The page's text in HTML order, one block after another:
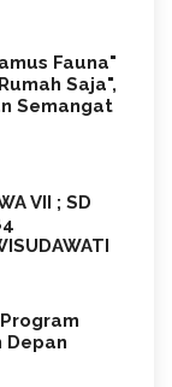
Fauna"
Saja",
Semangat
VII ; SD
Depan